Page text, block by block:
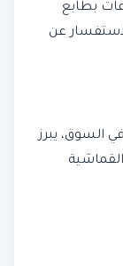
بطابع
عن
السوق، يبرز